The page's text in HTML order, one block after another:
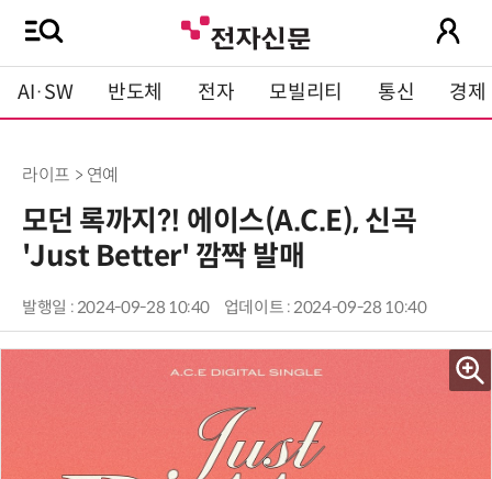
AI·SW 반도체 전자 모빌리티 통신 경제
라이프 > 연예
모던 록까지?! 에이스(A.C.E), 신곡
'Just Better' 깜짝 발매
발행일 : 2024-09-28 10:40 업데이트 : 2024-09-28 10:40